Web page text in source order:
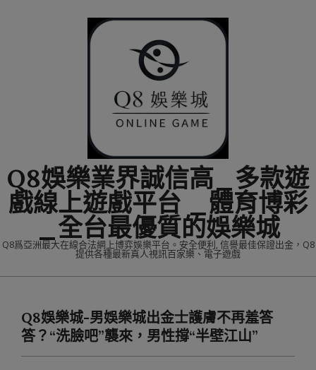
Q8娛樂業界誠信高_多款遊
戲線上遊戲平台 _體育博彩
_全台最優質的娛樂城
Q8爲亞洲最大在線合法網上博弈娛樂平台。安全便利, 信譽最佳保證出金，Q8
提供各種最新真人視訊百家樂、電子遊戲
MenuQ8娛樂城-男娛樂城出金士護膚不再羞答
答？“洗臉吧”襲來，男性撐“半壁江山”